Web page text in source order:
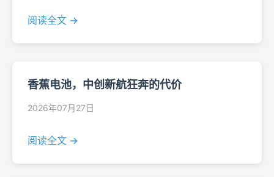
阅读全文 →
香蕉电池，中创新航狂奔的代价
2026年07月27日
阅读全文 →